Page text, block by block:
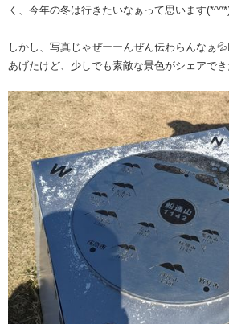
く、今年の冬は行きたいなぁって思います
しかし、写真じゃぜーーんぜん伝わらんなぁ
あげたけど、少しでも素敵な景色がシェアで